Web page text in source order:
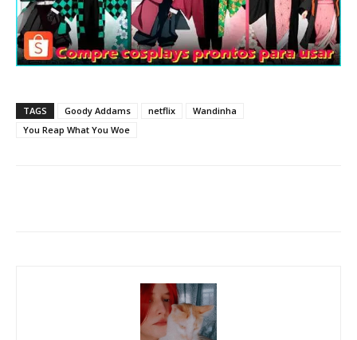
TAGS Goody Addams netflix
Wandinha
You Reap What You Woe